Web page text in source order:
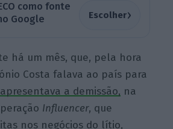
como fonte
Google
Escolher›
há um mês, que, pela hora
Costa falava ao país para
a demissão, na
Influencer, que
nos negócios do lítio,